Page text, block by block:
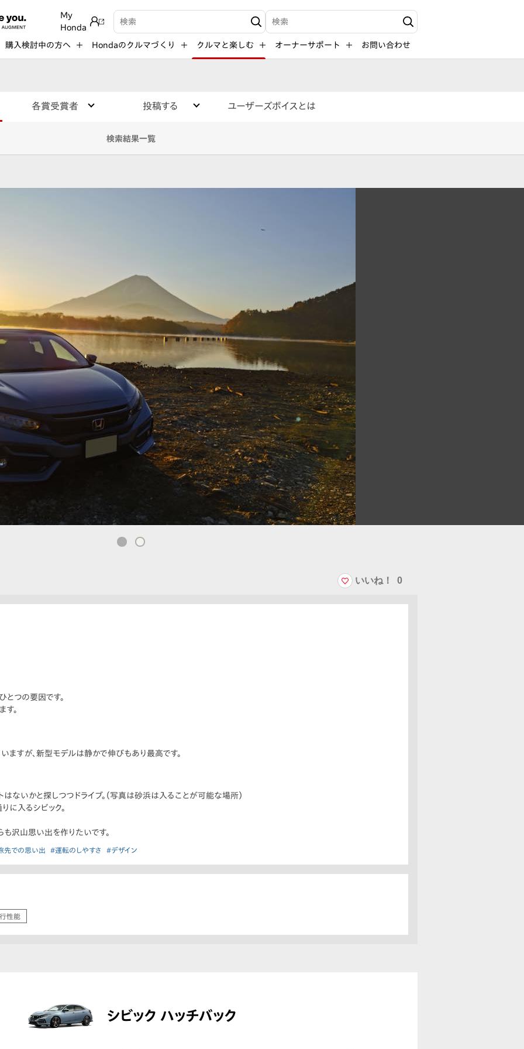
My
Honda
検索キーワード入力 検索キーワード入力
購入検討中の方へ Hondaのクルマづくり クルマと楽しむ オーナーサポート お問い合わせ
各賞受賞者 投稿する ユーザーズボイスとは
検索結果一覧
いいね！ 0
つの要因です。
。
ますが、新型モデルは静かで伸びもあり最高です。
ないかと探しつつドライブ。（写真は砂浜は入ることが可能な場所）
に入るシビック。
沢山思い出を作りたいです。
先での思い出 #運転のしやすさ #デザイン
性能
シビック ハッチバック